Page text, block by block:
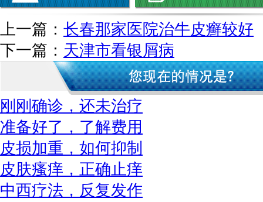
上一篇： 长春那家医院治牛皮癣较好
下一篇： 天津市看银屑病
刚刚确诊，还未治疗
准备好了，了解费用
皮损加重，如何抑制
皮肤瘙痒，正确止痒
中西疗法，反复发作